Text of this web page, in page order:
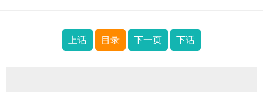
上话 目录 下一页 下话